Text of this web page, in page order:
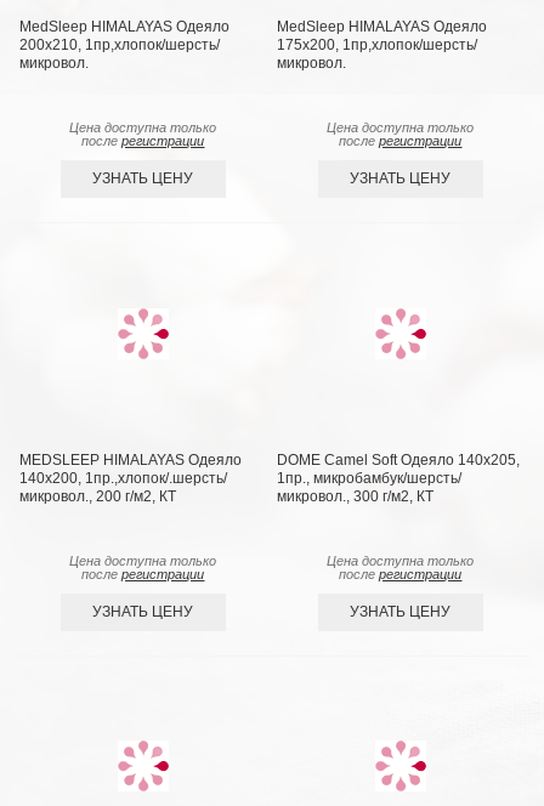
MedSleep HIMALAYAS Oдеяло
200х210, 1пр,хлопок/шерсть/
микровол.
Цена доступна только
послерегистрации
УЗНАТЬ ЦЕНУ
MedSleep HIMALAYAS Oдеяло
175х200, 1пр,хлопок/шерсть/
микровол.
Цена доступна только
послерегистрации
УЗНАТЬ ЦЕНУ
MEDSLEEP HIMALAYAS Oдеяло
140х200, 1пр.,хлопок/.шерсть/
микровол., 200 г/м2, КТ
Цена доступна только
послерегистрации
УЗНАТЬ ЦЕНУ
DOME Camel Soft Одеяло 140х205,
1пр., микробамбук/шерсть/
микровол., 300 г/м2, КТ
Цена доступна только
послерегистрации
УЗНАТЬ ЦЕНУ